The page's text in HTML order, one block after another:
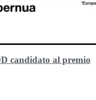
candidato al premio